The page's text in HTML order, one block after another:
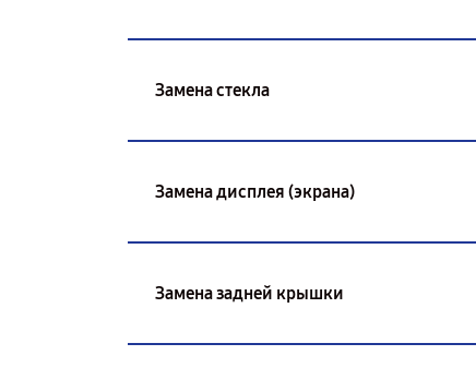
Замена стекла
Замена дисплея (экрана)
Замена задней крышки